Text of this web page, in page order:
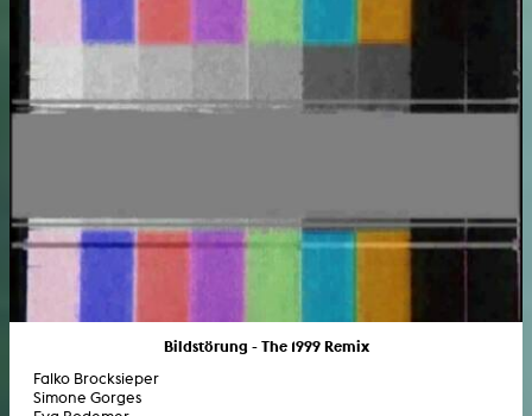
Bildstörung - The 1999 Remix
Falko Brocksieper
Simone Gorges